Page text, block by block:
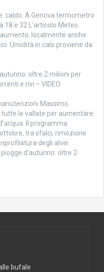
caldo. A Genova termometro
18 e 32 L'articolo Meteo
localmente anche
Umidità in calo proviene da
oltre 2 milioni per
e rivi – VIDEO
Massimo
le vallate per aumentare
Il programma
tra sfalci, rimozione
degli alvei
d’autunno: oltre 2
bufale